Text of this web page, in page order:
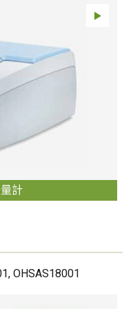
計
OHSAS18001